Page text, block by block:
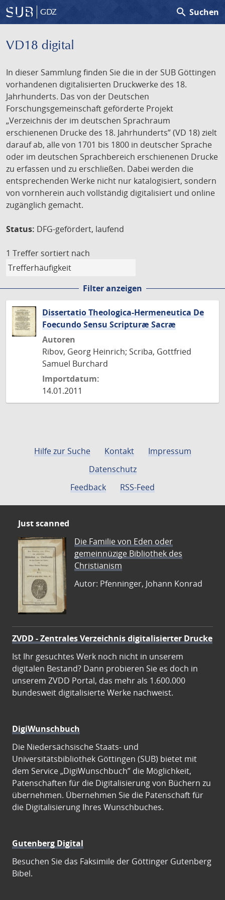
GDZ search Suchen
VD18 digital
In dieser Sammlung finden Sie die in der SUB Göttingen
vorhandenen digitalisierten Druckwerke des 18.
Jahrhunderts. Das von der Deutschen
Forschungsgemeinschaft geförderte Projekt
„Verzeichnis der im deutschen Sprachraum
erschienenen Drucke des 18. Jahrhunderts” (VD 18) zielt
darauf ab, alle von 1701 bis 1800 in deutscher Sprache
oder im deutschen Sprachbereich erschienenen Drucke
zu erfassen und zu erschließen. Dabei werden die
entsprechenden Werke nicht nur katalogisiert, sondern
von vornherein auch vollständig digitalisiert und online
zugänglich gemacht.
Status: DFG-gefördert, laufend
1 Treffer sortiert nach
Filter anzeigen
Dissertatio Theologica-Hermeneutica De
Foecundo Sensu Scripturæ Sacræ
Autoren
Ribov, Georg Heinrich; Scriba, Gottfried
Samuel Burchard
Importdatum:
14.01.2011
Hilfe zur Suche Kontakt
Impressum
Datenschutz
Feedback
RSS-Feed
Just scanned
Die Familie von Eden oder
gemeinnüzige Bibliothek des
Christianism
Autor: Pfenninger, Johann Konrad
ZVDD - Zentrales Verzeichnis digitalisierter Drucke
Ist Ihr gesuchtes Werk noch nicht in unserem
digitalen Bestand? Dann probieren Sie es doch in
unserem ZVDD Portal, das mehr als 1.600.000
bundesweit digitalisierte Werke nachweist.
DigiWunschbuch
Die Niedersächsische Staats- und
Universitätsbibliothek Göttingen (SUB) bietet mit
dem Service „DigiWunschbuch” die Möglichkeit,
Patenschaften für die Digitalisierung von Büchern zu
übernehmen. Übernehmen Sie die Patenschaft für
die Digitalisierung Ihres Wunschbuches.
Gutenberg Digital
Besuchen Sie das Faksimile der Göttinger Gutenberg
Bibel.